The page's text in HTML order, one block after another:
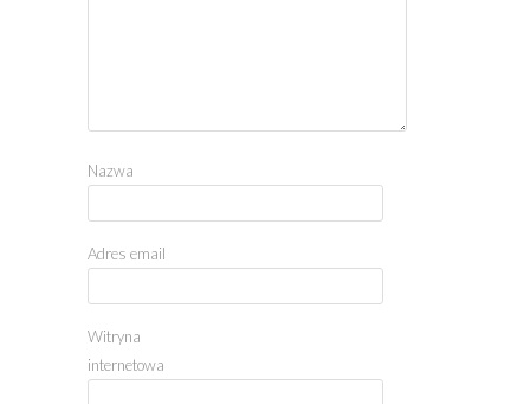
Nazwa
Adres email
Witryna
internetowa